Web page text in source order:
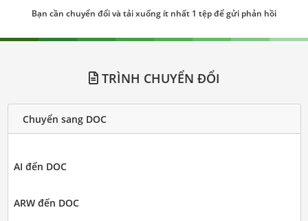
Bạn cần chuyển đổi và tải xuống ít nhất 1 tệp để gửi phản hồi
TRÌNH CHUYỂN ĐỔI
Chuyển sang DOC
AI đến DOC
ARW đến DOC